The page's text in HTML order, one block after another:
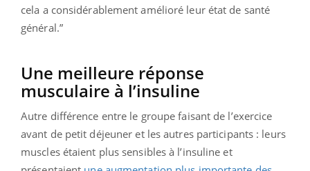
cela a considérablement amélioré leur état de santé
général.”
Une meilleure réponse
musculaire à l’insuline
Autre différence entre le groupe faisant de l’exercice
avant de petit déjeuner et les autres participants : leurs
muscles étaient plus sensibles à l’insuline et